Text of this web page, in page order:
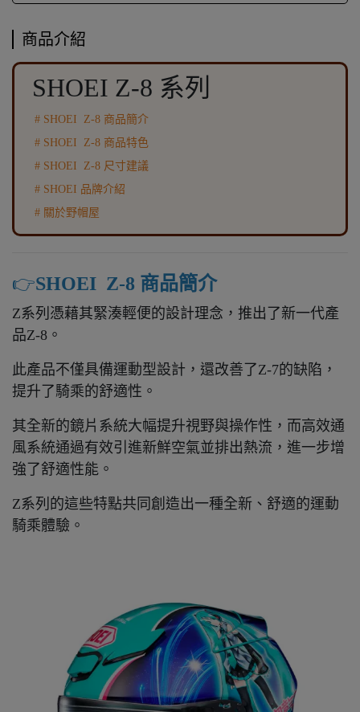
商品介紹
SHOEI Z-8 系列
# SHOEI Z-8 商品簡介
# SHOEI Z-8 商品特色
# SHOEI Z-8 尺寸建議
# SHOEI 品牌介紹
# 關於野帽屋
👉️SHOEI Z-8 商品簡介
Z系列憑藉其緊湊輕便的設計理念，推出了新一代產
品Z-8。
此產品不僅具備運動型設計，還改善了Z-7的缺陷，
提升了騎乘的舒適性。
其全新的鏡片系統大幅提升視野與操作性，而高效通
風系統通過有效引進新鮮空氣並排出熱流，進一步增
強了舒適性能。
Z系列的這些特點共同創造出一種全新、舒適的運動
騎乘體驗。